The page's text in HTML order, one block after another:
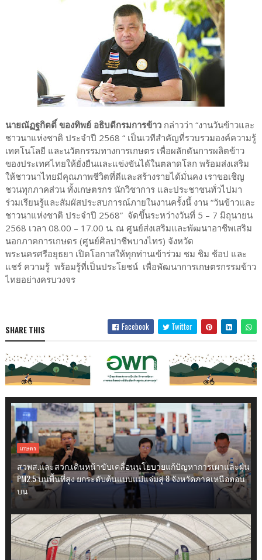
นายณัฏฐกิตติ์ ของทิพย์ อธิบดีกรมการข้าวกล่าวว่า “งานวันข้าวและ
ชาวนาแห่งชาติ ประจำปี 2568 “ เป็นเวทีสำคัญที่รวบรวมองค์ความรู้
เทคโนโลยี และนวัตกรรมทางการเกษตร เพื่อผลักดันการผลิตข้าว
ของประเทศไทยให้ยั่งยืนและแข่งขันได้ในตลาดโลก พร้อมส่งเสริม
ให้ชาวนาไทยมีคุณภาพชีวิตที่ดีและสร้างรายได้มั่นคง เราขอเชิญ
ชวนทุกภาคส่วน ทั้งเกษตรกร นักวิชาการ และประชาชนทั่วไปมา
ร่วมเรียนรู้และสัมผัสประสบการณ์ภายในงานครั้งนี้ งาน “วันข้าวและ
ชาวนาแห่งชาติ ประจำปี 2568” จัดขึ้นระหว่างวันที่ 5 – 7 มิถุนายน
2568 เวลา 08.00 – 17.00 น. ณ ศูนย์ส่งเสริมและพัฒนาอาชีพเสริม
นอกภาคการเกษตร (ศูนย์ศิลปาชีพบางไทร) จังหวัด
พระนครศรีอยุธยา เปิดโอกาสให้ทุกท่านเข้าร่วม ชม ชิม ช้อป และ
แชร์ ความรู้ พร้อมรู้ที่เป็นประโยชน์ เพื่อพัฒนาการเกษตรกรรมข้าว
ไทยอย่างครบวงจร
SHARE THIS Facebook Twitter
เกษตร
สวพส.และสวก.เดินหน้าขับเคลื่อนนโยบายแก้ปัญหาการเผาและฝุ่น
PM2.5 บนพื้นที่สูง ยกระดับต้นแบบแม่แจ่มสู่ 8 จังหวัดภาคเหนือตอน
บน